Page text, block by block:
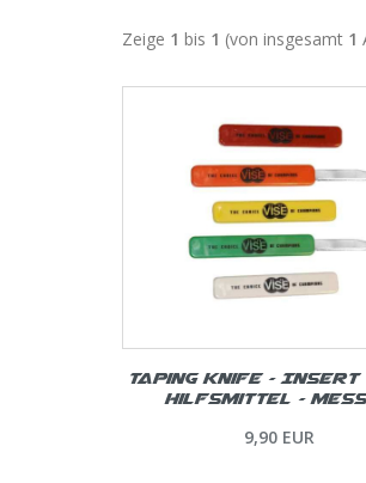
Zeige 1 bis 1 (von insgesamt 1
Taping Knife - Insert
Hilfsmittel -
9,90 EUR